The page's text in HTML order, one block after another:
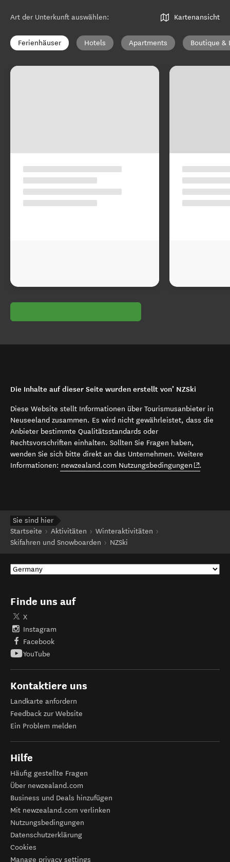
Art der Unterkunft auswählen: Kartenansicht
Ferienhäuser Hotels Apartments Boutique &
Die Inhalte auf dieser Seite wurden erstellt von’ NZSki
Diese Website stellt Informationen über Tourismusanbieter in
Neuseeland zusammen. Es wird nicht gewährleistet, dass die
Anbieter bestimmte Qualitätsstandards oder
Rechtsvorschriften einhalten. Sollten Sie Fragen haben,
wenden Sie sich bitte direkt an das Unternehmen. Weitere
Informationen: newzealand.com Nutzungsbedingungen (opens in
.
Sie sind hier
Startseite
Aktivitäten
Winteraktivitäten
Skifahren und Snowboarden
NZSki
Finde uns auf
X
Instagram
Facebook
YouTube
Kontaktiere uns
Landkarte anfordern
Feedback zur Website
Ein Problem melden
Hilfe
Häufig gestellte Fragen
Über newzealand.com
Business und Deals hinzufügen
Mit newzealand.com verlinken
Nutzungsbedingungen
Datenschutzerklärung
Cookies
Manage privacy settings